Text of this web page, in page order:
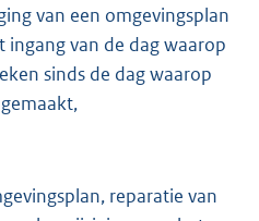
van een omgevingsplan
van de dag waarop
sinds de dag waarop
reparatie van